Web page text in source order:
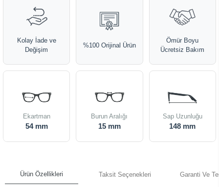
Kolay İade ve
Değişim
%100 Orijinal Ürün
Ömür Boyu
Ücretsiz Bakım
Ekartman
54 mm
Burun Aralığı
15 mm
Sap Uzunluğu
148 mm
Ürün Özellikleri Taksit Seçenekleri Garanti Ve